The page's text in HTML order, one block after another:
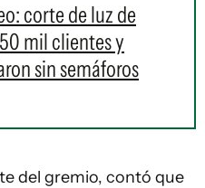
corte de luz de
mil clientes y
sin semáforos
del gremio, contó que